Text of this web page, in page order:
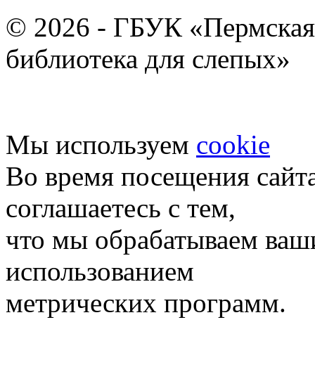
© 2026 - ГБУК «Пермская
библиотека для слепых»
Мы используем cookie
Во время посещения
соглашаетесь с тем,
что мы обрабатываем
использованием
метрических программ.